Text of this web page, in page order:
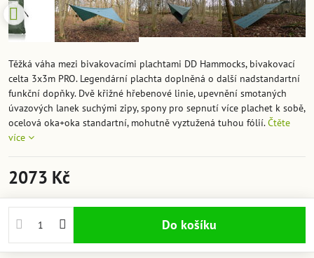
Těžká váha mezi bivakovacími plachtami DD Hammocks, bivakovací
celta 3x3m PRO. Legendární plachta doplněná o další nadstandartní
funkční dopňky. Dvě křižné hřebenové linie, upevnění smotaných
úvazových lanek suchými zipy, spony pro sepnutí více plachet k sobě,
ocelová oka+oka standartní, mohutně vyztužená tuhou fólií.Čtěte
více
2073 Kč
Do košíku